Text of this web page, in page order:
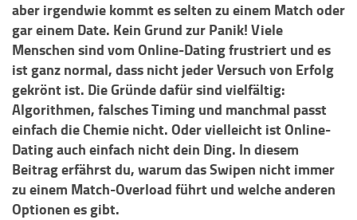
aber irgendwie kommt es selten zu einem Match oder
gar einem Date. Kein Grund zur Panik! Viele
Menschen sind vom Online-Dating frustriert und es
ist ganz normal, dass nicht jeder Versuch von Erfolg
gekrönt ist. Die Gründe dafür sind vielfältig:
Algorithmen, falsches Timing und manchmal passt
einfach die Chemie nicht. Oder vielleicht ist Online-
Dating auch einfach nicht dein Ding. In diesem
Beitrag erfährst du, warum das Swipen nicht immer
zu einem Match-Overload führt und welche anderen
Optionen es gibt.